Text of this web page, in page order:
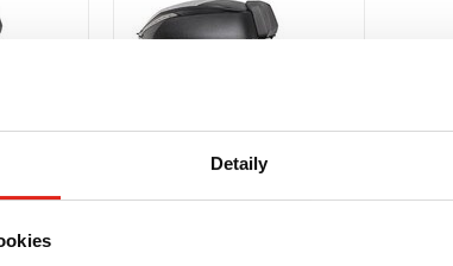
Detaily